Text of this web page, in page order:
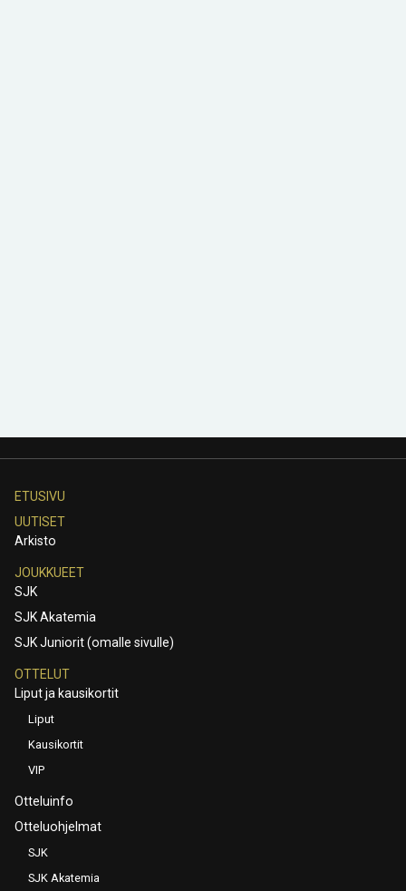
ETUSIVU
UUTISET
Arkisto
JOUKKUEET
SJK
SJK Akatemia
SJK Juniorit (omalle sivulle)
OTTELUT
Liput ja kausikortit
Liput
Kausikortit
VIP
Otteluinfo
Otteluohjelmat
SJK
SJK Akatemia